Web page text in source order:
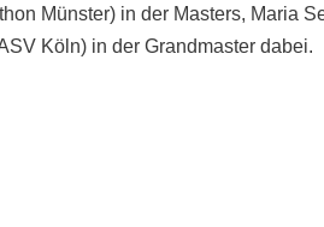
Münster) in der Masters, Maria
Köln) in der Grandmaster dabei.